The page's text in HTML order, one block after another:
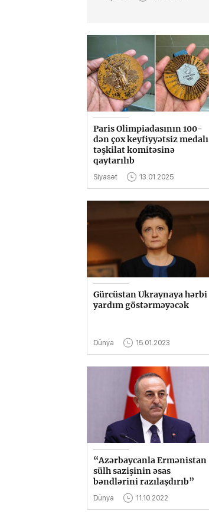
Paris Olimpiadasının 100-
dən çox keyfiyyətsiz medalı
təşkilat komitəsinə
qaytarılıb
Siyasət 13.01.2025
Gürcüstan Ukraynaya hərbi
yardım göstərməyəcək
Dünya 15.01.2023
“Azərbaycanla Ermənistan
sülh sazişinin əsas
bəndlərini razılaşdırıb”
Dünya 11.10.2022